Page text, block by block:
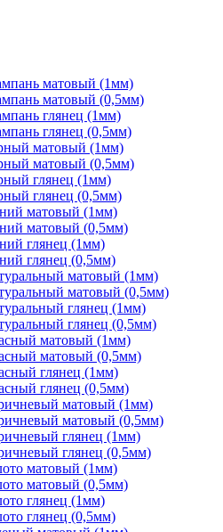
матовый (1мм)
матовый (0,5мм)
глянец (1мм)
глянец (0,5мм)
матовый (1мм)
матовый (0,5мм)
глянец (1мм)
глянец (0,5мм)
матовый (1мм)
матовый (0,5мм)
глянец (1мм)
глянец (0,5мм)
матовый (1мм)
матовый (0,5мм)
глянец (1мм)
глянец (0,5мм)
матовый (1мм)
матовый (0,5мм)
глянец (1мм)
глянец (0,5мм)
матовый (1мм)
матовый (0,5мм)
глянец (1мм)
глянец (0,5мм)
матовый (1мм)
матовый (0,5мм)
глянец (1мм)
глянец (0,5мм)